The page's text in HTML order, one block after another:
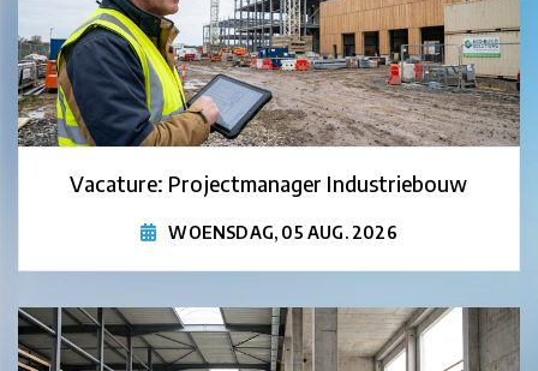
Vacature: Projectmanager Industriebouw
WOENSDAG, 05 AUG. 2026